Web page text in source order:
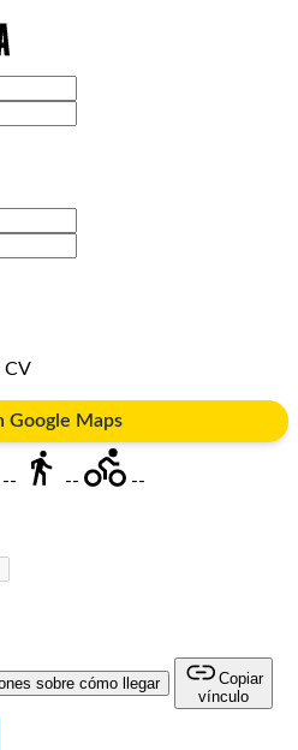
CV
Google Maps
-- -- --
sobre cómo llegar
Copiar
vínculo